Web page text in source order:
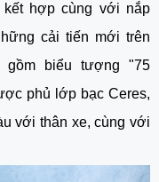
hợp cùng với nắp
cải tiến mới trên
gồm biểu tượng "75
phủ lớp bạc Ceres,
với thân xe, cùng với